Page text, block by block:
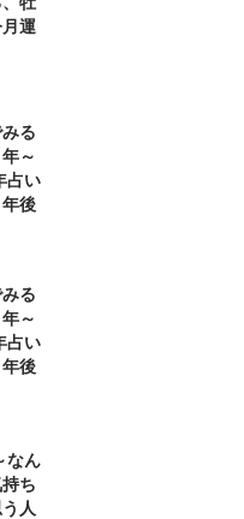
運
る
～
占い
後
る
～
占い
後
なん
ち
人